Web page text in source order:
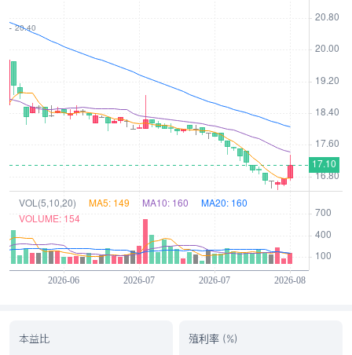
本益比 殖利率 (%)